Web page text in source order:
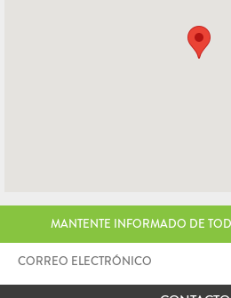
MANTENTE INFORMADO DE